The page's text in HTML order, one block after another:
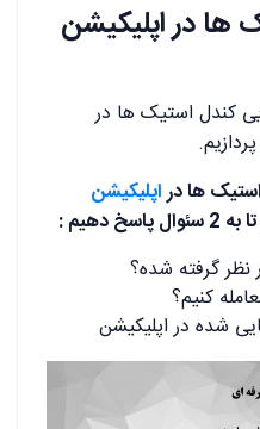
ها در اپلیکیشن
کندل استیک ها در
ها دراپلیکیشن
دهیم :
گرفته شده؟
کنیم؟
شده در اپلیکیشن